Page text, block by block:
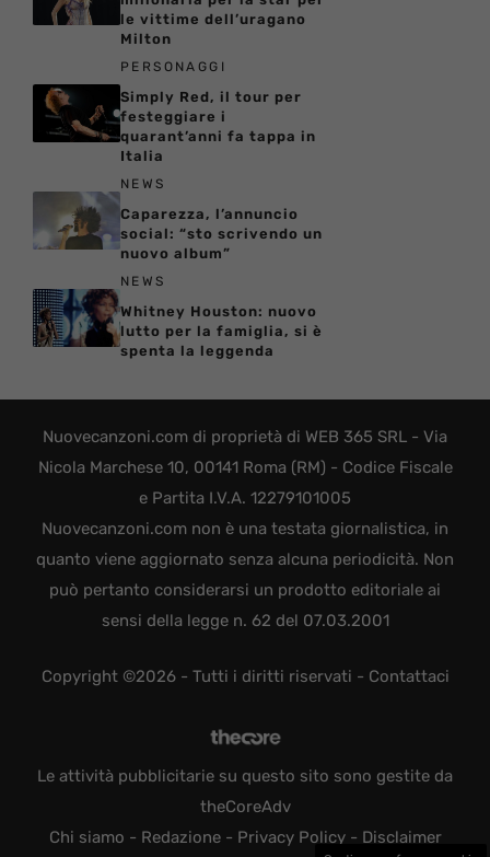
le vittime dell’uragano
Milton
PERSONAGGI
Simply Red, il tour per
festeggiare i
quarant’anni fa tappa in
Italia
NEWS
Caparezza, l’annuncio
social: “sto scrivendo un
nuovo album”
NEWS
Whitney Houston: nuovo
lutto per la famiglia, si è
spenta la leggenda
Nuovecanzoni.com di proprietà di WEB 365 SRL - Via
Nicola Marchese 10, 00141 Roma (RM) - Codice Fiscale
e Partita I.V.A. 12279101005
Nuovecanzoni.com non è una testata giornalistica, in
quanto viene aggiornato senza alcuna periodicità. Non
può pertanto considerarsi un prodotto editoriale ai
sensi della legge n. 62 del 07.03.2001
Copyright ©2026 - Tutti i diritti riservati - Contattaci
Le attività pubblicitarie su questo sito sono gestite da
theCoreAdv
Chi siamo - Redazione- Privacy Policy- Disclaimer